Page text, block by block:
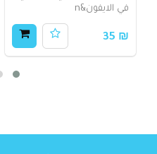
في الايفون&n
₪ 35